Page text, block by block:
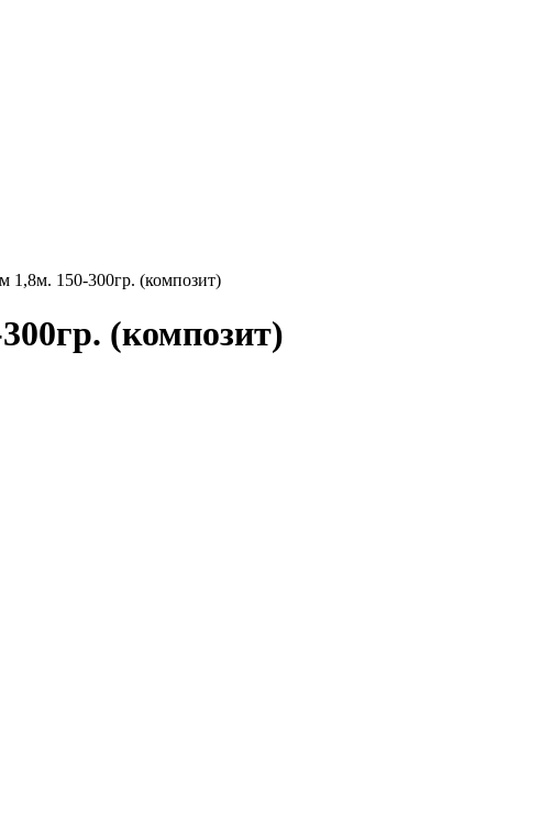
1,8м. 150-300гр. (композит)
(композит)